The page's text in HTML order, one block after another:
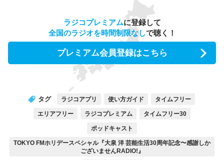
ラジコプレミアムに登録して
全国のラジオを時間制限なしで聴く！
プレミアム会員登録はこちら
タグ ラジコアプリ 使い方ガイド タイムフリー
エリアフリー ラジコプレミアム タイムフリー30
ポッドキャスト
TOKYO FMホリデースペシャル『大泉 洋 芸能生活30周年記念〜感謝しか
ございませんRADIO!』